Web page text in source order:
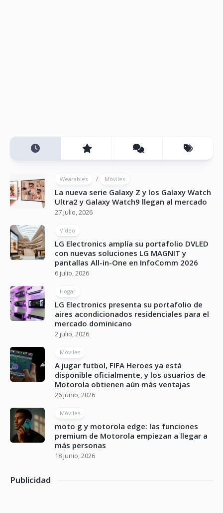
Wearables / Móviles
La nueva serie Galaxy Z y los Galaxy Watch
Ultra2 y Galaxy Watch9 llegan al mercado
27 julio, 2026
Vídeo
LG Electronics amplía su portafolio DVLED
con nuevas soluciones LG MAGNIT y
pantallas All-in-One en InfoComm 2026
6 julio, 2026
Hogar
LG Electronics presenta su portafolio de
aires acondicionados residenciales para el
mercado dominicano
2 julio, 2026
Móviles
A jugar futbol, FIFA Heroes ya está
disponible oficialmente, y los usuarios de
Motorola obtienen aún más ventajas
26 junio, 2026
Móviles
moto g y motorola edge: las funciones
premium de Motorola empiezan a llegar a
más personas
18 junio, 2026
Publicidad